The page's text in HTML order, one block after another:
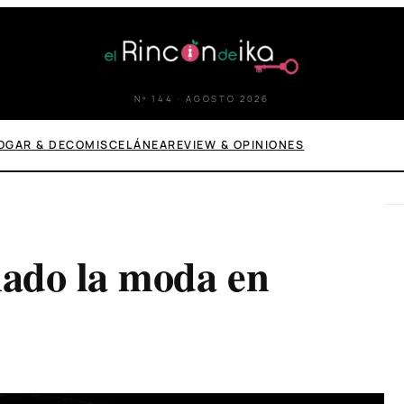
Nº 144 · AGOSTO 2026
& DECOMISCELÁNEAREVIEW & OPINIONES
la moda en